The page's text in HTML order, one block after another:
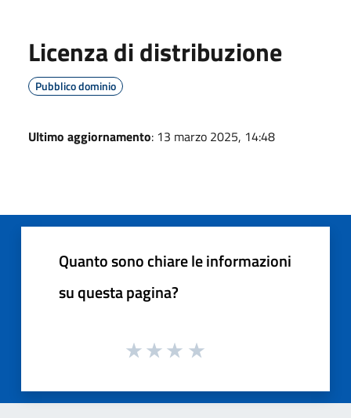
Licenza di distribuzione
Pubblico dominio
Ultimo aggiornamento: 13 marzo 2025, 14:48
Quanto sono chiare le informazioni
su questa pagina?